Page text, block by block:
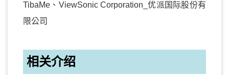
TibaMe、ViewSonic Corporation_优派国际股份有
限公司
相关介绍